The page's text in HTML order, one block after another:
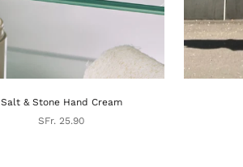
Salt & Stone Hand Cream
SFr. 25.90